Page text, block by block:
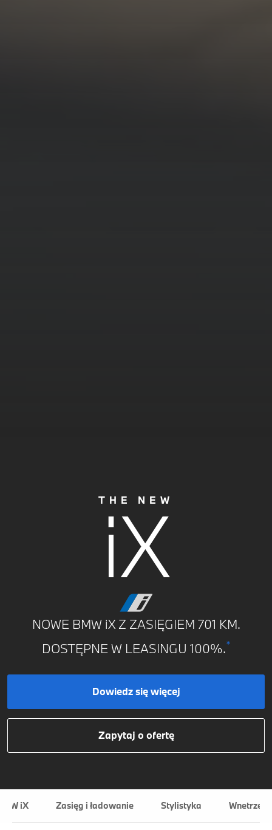
THE NEW
iX
NOWE BMW iX Z ZASIĘGIEM 701 KM.
DOSTĘPNE W LEASINGU 100%.*
Dowiedz się więcej
Zapytaj o ofertę
iX Zasięg i ładowanie Stylistyka Wnetrze